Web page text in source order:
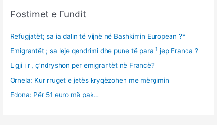
Postimet e Fundit
Refugjatët; sa ia dalin të vijnë në Bashkimin European ?*
Emigrantët ; sa leje qendrimi dhe pune të para1 jep Franca ?
Ligji i ri, ç’ndryshon për emigrantët në Francë?
Ornela: Kur rrugët e jetës kryqëzohen me mërgimin
Edona: Për 51 euro më pak…